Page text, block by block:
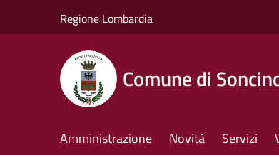
Regione Lombardia
Comune di
Amministrazione Novità Servizi